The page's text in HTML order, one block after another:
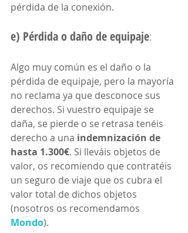
pérdida de la conexión.
e) Pérdida o daño de equipaje:
Algo muy común es el daño o la
pérdida de equipaje, pero la mayoría
no reclama ya que desconoce sus
derechos. Si vuestro equipaje se
daña, se pierde o se retrasa tenéis
derecho a una indemnización de
hasta 1.300€. Si lleváis objetos de
valor, os recomiendo que contratéis
un seguro de viaje que os cubra el
valor total de dichos objetos
(nosotros os recomendamos
Mondo).